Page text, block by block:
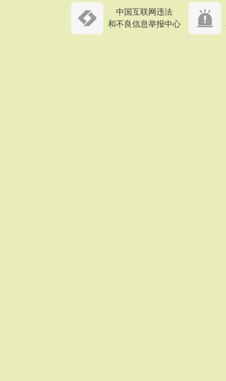
中国互联网违法
和不良信息举报中心